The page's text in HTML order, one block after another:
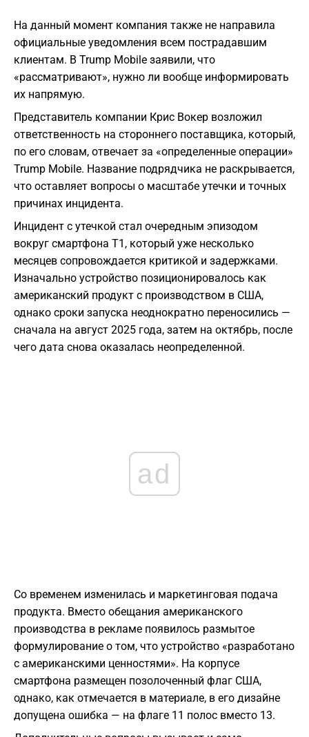
На данный момент компания также не направила
официальные уведомления всем пострадавшим
клиентам. В Trump Mobile заявили, что
«рассматривают», нужно ли вообще информировать
их напрямую.
Представитель компании Крис Вокер возложил
ответственность на стороннего поставщика, который,
по его словам, отвечает за «определенные операции»
Trump Mobile. Название подрядчика не раскрывается,
что оставляет вопросы о масштабе утечки и точных
причинах инцидента.
Инцидент с утечкой стал очередным эпизодом
вокруг смартфона T1, который уже несколько
месяцев сопровождается критикой и задержками.
Изначально устройство позиционировалось как
американский продукт с производством в США,
однако сроки запуска неоднократно переносились —
сначала на август 2025 года, затем на октябрь, после
чего дата снова оказалась неопределенной.
ad
Со временем изменилась и маркетинговая подача
продукта. Вместо обещания американского
производства в рекламе появилось размытое
формулирование о том, что устройство «разработано
с американскими ценностями». На корпусе
смартфона размещен позолоченный флаг США,
однако, как отмечается в материале, в его дизайне
допущена ошибка — на флаге 11 полос вместо 13.